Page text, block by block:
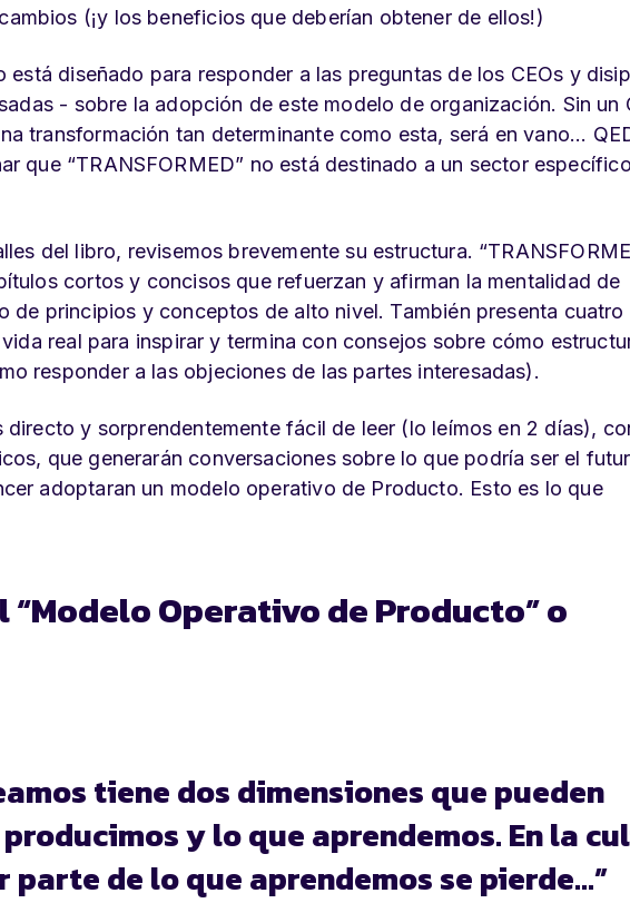
(¡y los beneficios que deberían obtener de ellos!)
está diseñado para responder a las preguntas de los CEOs y
- sobre la adopción de este modelo de organización. Sin un
transformación tan determinante como esta, será en vano...
que “TRANSFORMED” no está destinado a un sector
del libro, revisemos brevemente su estructura.
cortos y concisos que refuerzan y afirman la mentalidad de
de principios y conceptos de alto nivel. También presenta cuatro
real para inspirar y termina con consejos sobre cómo
responder a las objeciones de las partes interesadas).
directo y sorprendentemente fácil de leer (lo leímos en 2 días),
que generarán conversaciones sobre lo que podría ser el
adoptaran un modelo operativo de Producto. Esto es lo que
Operativo de Producto” o
tiene dos dimensiones que pueden
y lo que aprendemos. En la
parte de lo que aprendemos se pierde…”